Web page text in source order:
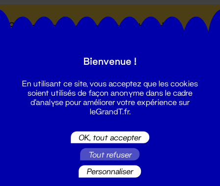
Suivez toutes les actualités du
Bienvenue !
En utilisant ce site, vous acceptez que les cookies
soient utilisés de façon anonyme dans le cadre
d'analyse pour améliorer votre expérience sur
leGrandT.fr.
OK, tout accepter
Tout refuser
Personnaliser